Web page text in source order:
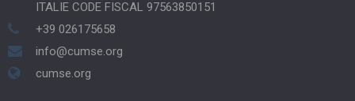
ITALIE CODE FISCAL 97563850151
+39 026175658
info@cumse.org
cumse.org